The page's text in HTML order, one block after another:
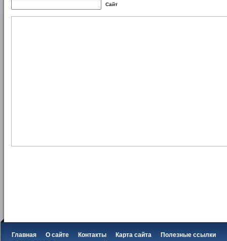
Сайт
Главная О сайте Контакты Карта сайта
Полезные ссылки